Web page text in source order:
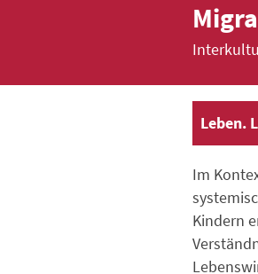
Leben.
Im
Kindern